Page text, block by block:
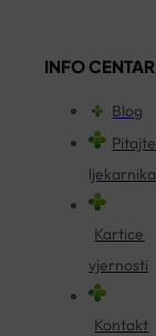
INFO CENTAR
Blog
Pitajte
ljekarnika
Kartice
vjernosti
Kontakt